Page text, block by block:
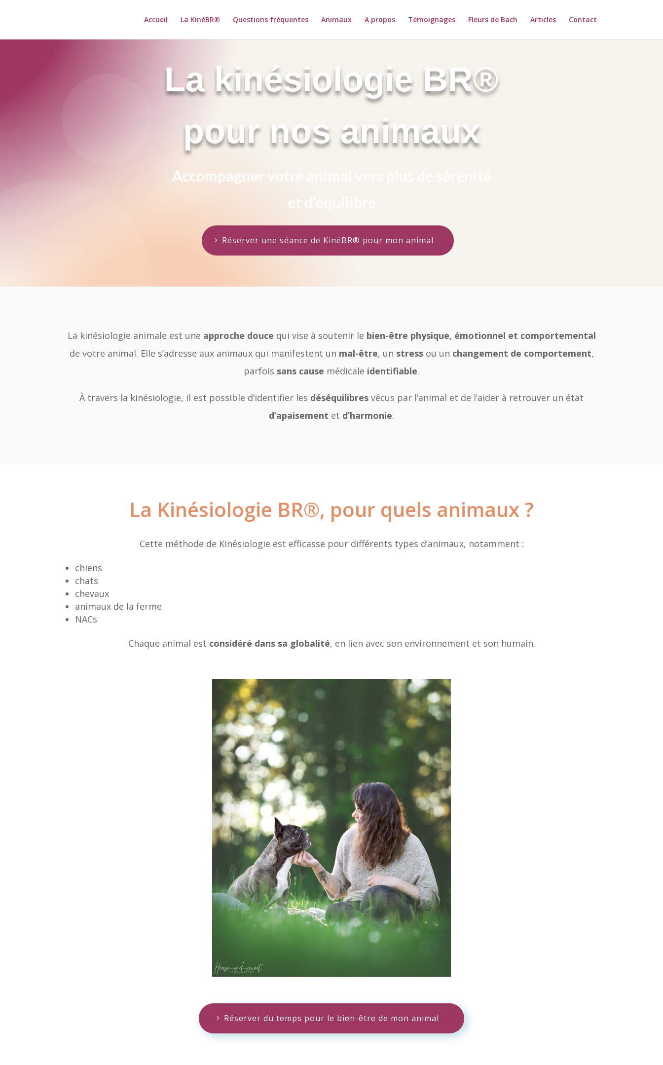
Accueil La KinéBR® Questions fréquentes Animaux A propos Témoignages Fleurs de Bach Articles Contact
La kinésiologie BR®
pour nos animaux
Accompagner votre animal vers plus de sérénité
et d’équilibre
Réserver une séance de KinéBR® pour mon animal
La kinésiologie animale est une approche douce qui vise à soutenir le bien-être physique, émotionnel et comportemental
de votre animal. Elle s’adresse aux animaux qui manifestent un mal-être, un stressou un changement de comportement,
parfois sans cause médicale identifiable.
À travers la kinésiologie, il est possible d’identifier les déséquilibres vécus par l’animal et de l’aider à retrouver un état
d’apaisement et d’harmonie.
La Kinésiologie BR®, pour quels animaux ?
Cette méthode de Kinésiologie est efficasse pour différents types d’animaux, notamment :
chiens
chats
chevaux
animaux de la ferme
NACs
Chaque animal est considéré dans sa globalité, en lien avec son environnement et son humain.
Réserver du temps pour le bien-être de mon animal